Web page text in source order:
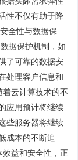
性不仅有助于降
全性与数据保
据保护机制，如
了可靠的数据安
处理客户信息和
云计算技术的不
应用预计将继续
些服务器将继续
成本的不断追
益和安全性，正